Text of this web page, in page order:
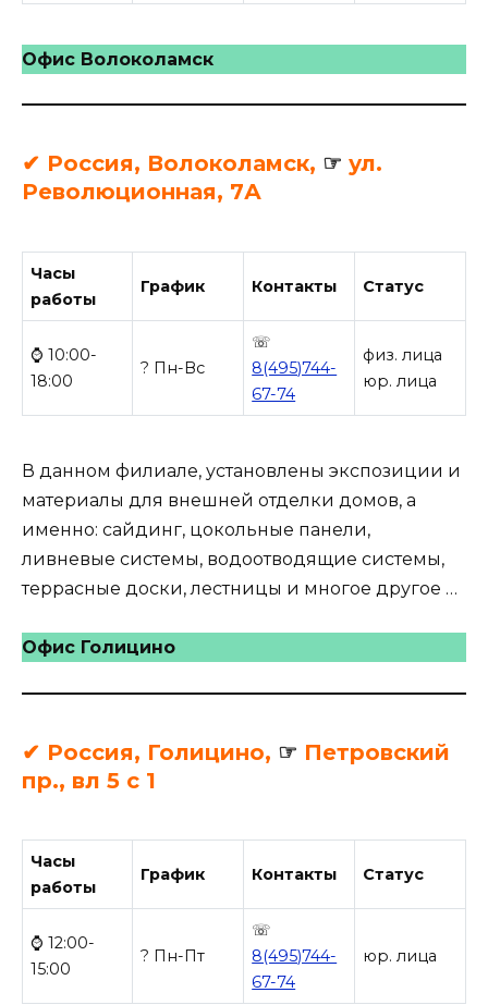
Офис Волоколамск
✔ Россия, Волоколамск, ☞ ул.
Революционная, 7А
Часы
работы
График Контакты Статус
⌚ 10:00-
18:00
? Пн-Вс
☏
8(495)744-
67-74
физ. лица
юр. лица
В данном филиале, установлены экспозиции и
материалы для внешней отделки домов, а
именно: сайдинг, цокольные панели,
ливневые системы, водоотводящие системы,
террасные доски, лестницы и многое другое …
Офис Голицино
✔ Россия, Голицино, ☞ Петровский
пр., вл 5 с 1
Часы
работы
График Контакты Статус
⌚ 12:00-
15:00
? Пн-Пт
☏
8(495)744-
67-74
юр. лица